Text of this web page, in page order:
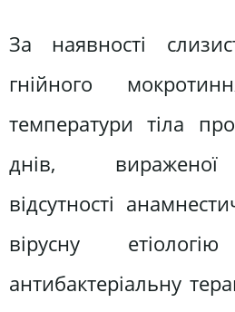
За наявності
гнійного
температури тіла
днів, вираженої
відсутності
вірусну
антибактеріальну